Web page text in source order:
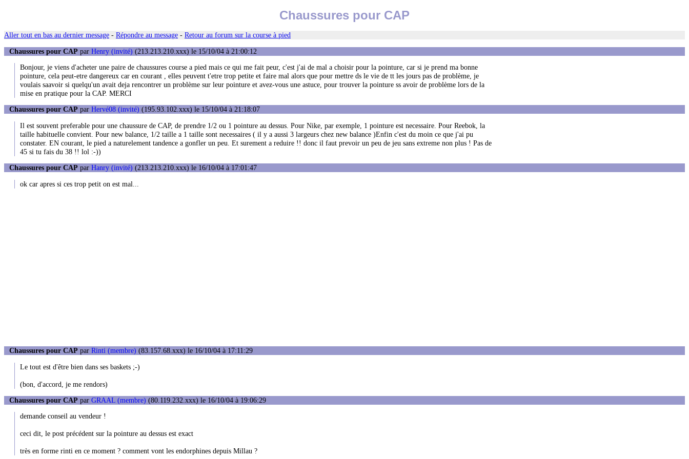
Chaussures pour CAP
Aller tout en bas au dernier message - Répondre au message - Retour au forum sur la course à pied
Chaussures pour CAP par Henry (invité) (213.213.210.xxx) le 15/10/04 à 21:00:12
Bonjour, je viens d'acheter une paire de chaussures course a pied mais ce qui me fait peur, c'est j'ai de mal a choisir pour la pointure, car si je prend ma bonne
pointure, cela peut-etre dangereux car en courant , elles peuvent t'etre trop petite et faire mal alors que pour mettre ds le vie de tt les jours pas de problème, je
voulais saavoir si quelqu'un avait deja rencontrer un problème sur leur pointure et avez-vous une astuce, pour trouver la pointure ss avoir de problème lors de la
mise en pratique pour la CAP. MERCI
Chaussures pour CAP par Hervé08 (invité) (195.93.102.xxx) le 15/10/04 à 21:18:07
Il est souvent preferable pour une chaussure de CAP, de prendre 1/2 ou 1 pointure au dessus. Pour Nike, par exemple, 1 pointure est necessaire. Pour Reebok, la
taille habituelle convient. Pour new balance, 1/2 taille a 1 taille sont necessaires ( il y a aussi 3 largeurs chez new balance )Enfin c'est du moin ce que j'ai pu
constater. EN courant, le pied a naturelement tandence a gonfler un peu. Et surement a reduire !! donc il faut prevoir un peu de jeu sans extreme non plus ! Pas de
45 si tu fais du 38 !! lol :-))
Chaussures pour CAP par Hanry (invité) (213.213.210.xxx) le 16/10/04 à 17:01:47
ok car apres si ces trop petit on est mal...
Chaussures pour CAP par Rinti (membre) (83.157.68.xxx) le 16/10/04 à 17:11:29
Le tout est d'être bien dans ses baskets ;-)
(bon, d'accord, je me rendors)
Chaussures pour CAP par GRAAL (membre) (80.119.232.xxx) le 16/10/04 à 19:06:29
demande conseil au vendeur !
ceci dit, le post précédent sur la pointure au dessus est exact
très en forme rinti en ce moment ? comment vont les endorphines depuis Millau ?